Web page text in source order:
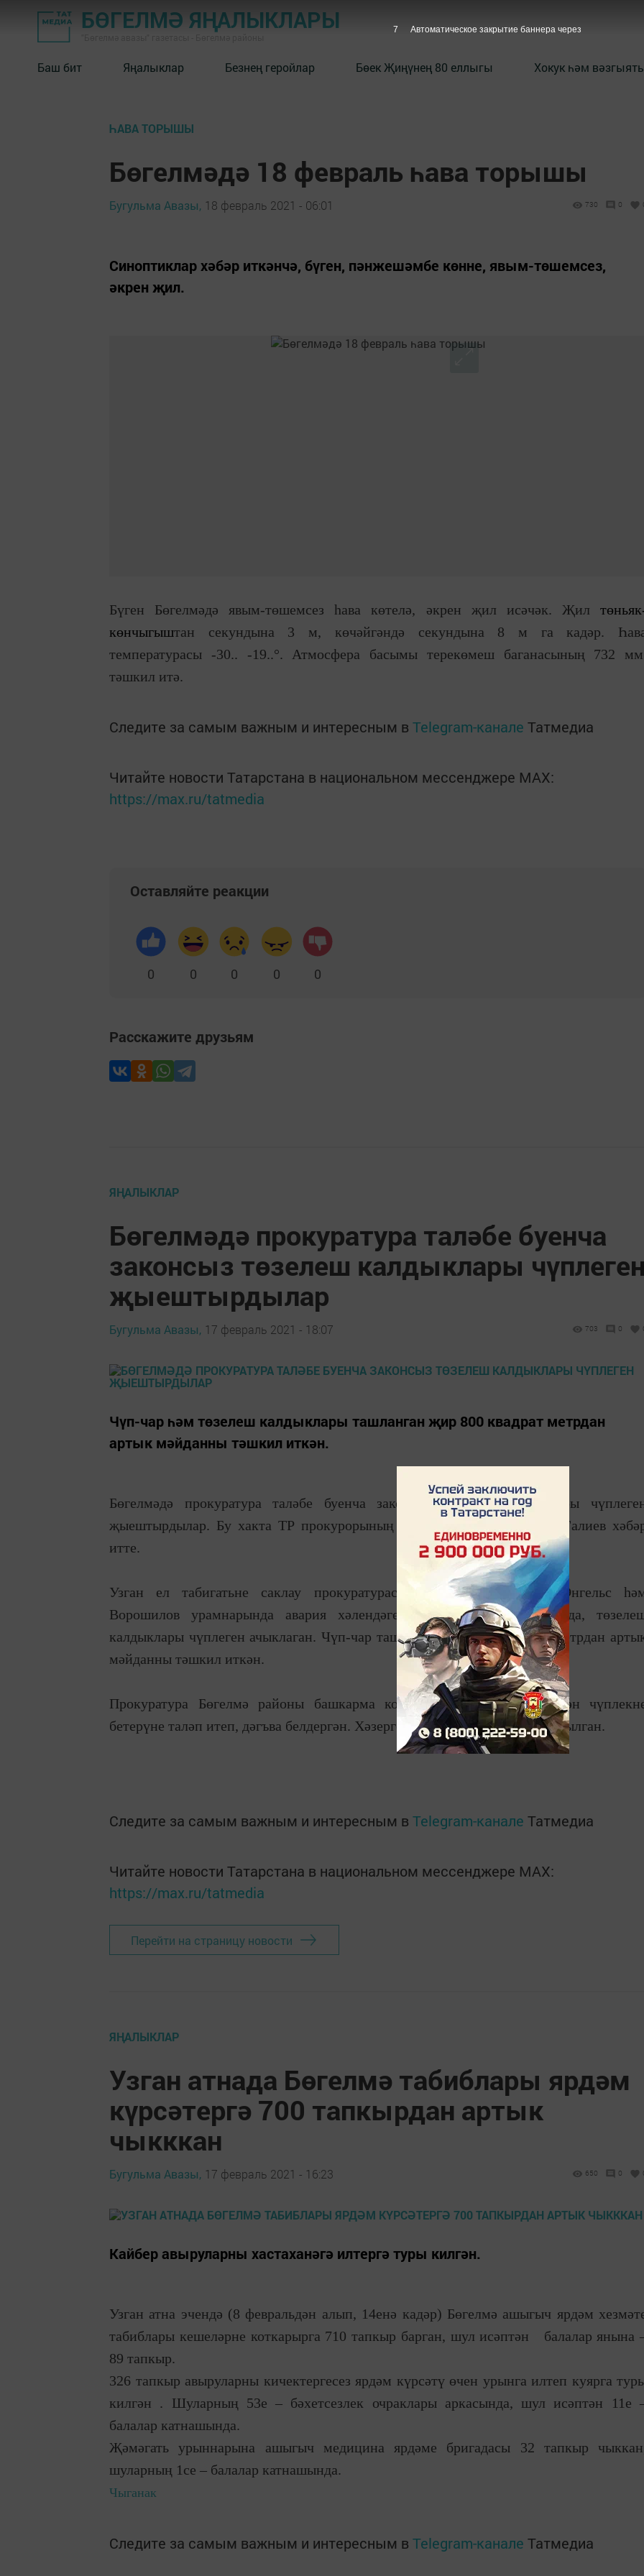
БӨГЕЛМӘ ЯҢАЛЫКЛАРЫ
Баш бит Яңалыклар Безнең геройлар Бөек Җиңүнең 80 еллыгы Хокук һәм вәзгыять
ҺАВА ТОРЫШЫ
Бөгелмәдә 18 февраль һава торышы
Бугульма Авазы, 18 февраль 2021 - 06:01 730 0
Синоптиклар хәбәр иткәнчә, бүген, пәнжешәмбе көнне, явым-төшемсез,
әкрен җил.
Бүген Бөгелмәдә явым-төшемсез һава көтелә, әкрен җил исәчәк. Җил
көнчыгыштан секундына 3 м, көчәйгәндә секундына 8 м га кадәр.
температурасы -30.. -19..°. Атмосфера басымы терекөмеш баганасының 732
тәшкил итә.
Следите за самым важным и интересным в Telegram-канале Татмедиа
Читайте новости Татарстана в национальном мессенджере MАХ:
https://max.ru/tatmedia
Оставляйте реакции
0 0 0 0 0
Расскажите друзьям
ЯҢАЛЫКЛАР
Бөгелмәдә прокуратура таләбе буенча
законсыз төзелеш калдыклары
җыештырдылар
Бугульма Авазы, 17 февраль 2021 - 18:07 703 0
Чүп-чар һәм төзелеш калдыклары ташланган җир 800 квадрат метрдан
артык мәйданны тәшкил иткән.
Бөгелмәдә прокуратура таләбе буенча законсыз төзелеш калдыклары
җыештырдылар. Бу хакта ТР прокурорының өлкән ярдәмчесе Руслан Галиев
итте.
Узган ел табигатьне саклау прокуратурасы Бөгелмәдә, Шашин, Энгельс
Ворошилов урамнарында авария хәлендәге йортлар сүтелгән урында,
калдыклары чүплеген ачыклаган. Чүп-чар ташланган җир 800 квадрат метрдан
мәйданны тәшкил иткән.
Прокуратура Бөгелмә районы башкарма комитетына, санкцияләнмәгән
бетерүне таләп итеп, дәгъва белдергән. Хәзерге вакытта чүплек җыештырылган.
Следите за самым важным и интересным в Telegram-канале Татмедиа
Читайте новости Татарстана в национальном мессенджере MАХ:
https://max.ru/tatmedia
Перейти на страницу новости
ЯҢАЛЫКЛАР
Узган атнада Бөгелмә табиблары ярдәм
күрсәтергә 700 тапкырдан артык
чыкккан
Бугульма Авазы, 17 февраль 2021 - 16:23 650 0
Кайбер авыруларны хастаханәгә илтергә туры килгән.
Узган атна эчендә (8 февральдән алып, 14енә кадәр) Бөгелмә ашыгыч ярдәм
табиблары кешеләрне коткарырга 710 тапкыр барган, шул исәптән балалар янына
89 тапкыр.
326 тапкыр авыруларны кичектергесез ярдәм күрсәтү өчен урынга илтеп куярга
килгән . Шуларның 53е – бәхетсезлек очраклары аркасында, шул исәптән 11е
балалар катнашында.
Җәмәгать урыннарына ашыгыч медицина ярдәме бригадасы 32 тапкыр
шуларның 1се – балалар катнашында.
Чыганак
Следите за самым важным и интересным в Telegram-канале Татмедиа
6 Автоматическое закрытие баннера через